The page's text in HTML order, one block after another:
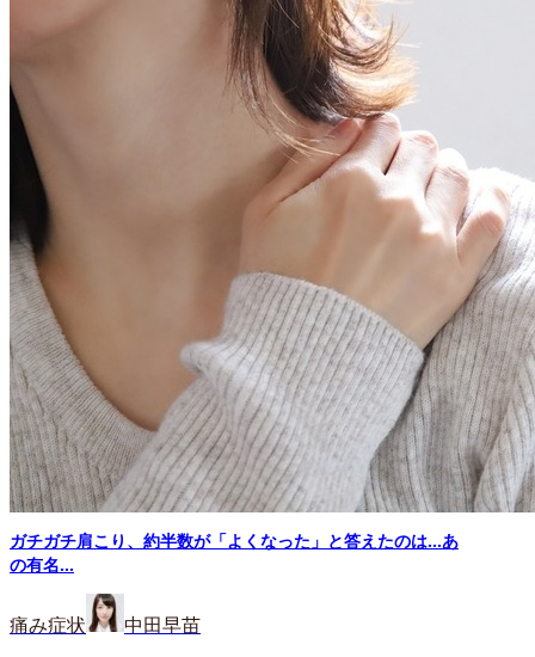
ガチガチ肩こり、約半数が「よくなった」と答えたのは…あ
の有名...
痛み症状 中田早苗